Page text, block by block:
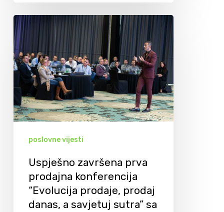
poslovne vijesti
Uspješno završena prva
prodajna konferencija
“Evolucija prodaje, prodaj
danas, a savjetuj sutra” sa